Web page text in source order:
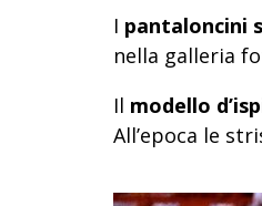
I pantaloncini
nella galleria
Il modello
All’epoca le